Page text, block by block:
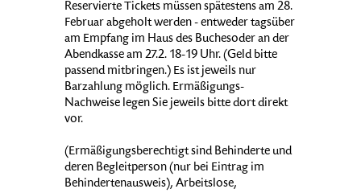
Reservierte Tickets müssen spätestens am 28.
Februar abgeholt werden - entweder tagsüber
am Empfang im Haus des Buchesoder an der
Abendkasse am 27.2. 18-19 Uhr. (Geld bitte
passend mitbringen.) Es ist jeweils nur
Barzahlung möglich. Ermäßigungs-
Nachweise legen Sie jeweils bitte dort direkt
vor.
(Ermäßigungsberechtigt sind Behinderte und
deren Begleitperson (nur bei Eintrag im
Behindertenausweis), Arbeitslose,